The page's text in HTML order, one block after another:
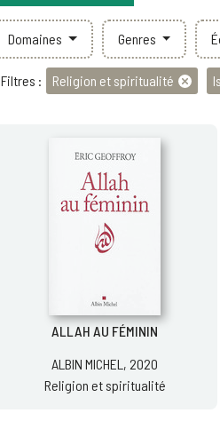
Domaines Genres
Filtres : Religion et spiritualité
ALLAH AU FÉMININ
ALBIN MICHEL, 2020
Religion et spiritualité